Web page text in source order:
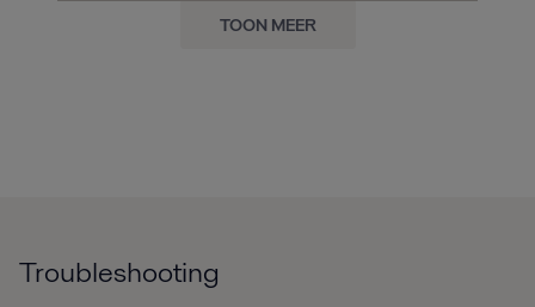
TOON MEER
Troubleshooting